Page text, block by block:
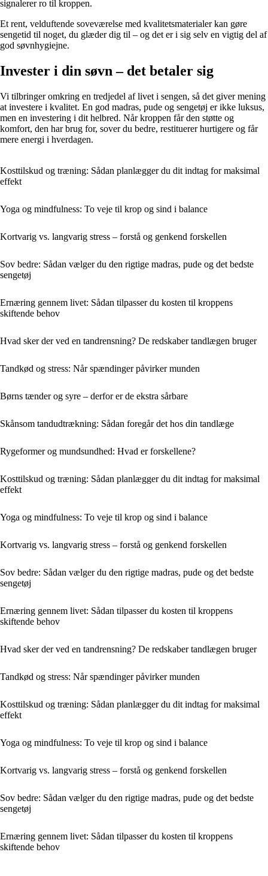
signalerer ro til kroppen.
Et rent, velduftende soveværelse med kvalitetsmaterialer kan gøre
sengetid til noget, du glæder dig til – og det er i sig selv en vigtig del af
god søvnhygiejne.
Invester i din søvn – det betaler sig
Vi tilbringer omkring en tredjedel af livet i sengen, så det giver mening
at investere i kvalitet. En god madras, pude og sengetøj er ikke luksus,
men en investering i dit helbred. Når kroppen får den støtte og
komfort, den har brug for, sover du bedre, restituerer hurtigere og får
mere energi i hverdagen.
Kosttilskud og træning: Sådan planlægger du dit indtag for maksimal
effekt
Yoga og mindfulness: To veje til krop og sind i balance
Kortvarig vs. langvarig stress – forstå og genkend forskellen
Sov bedre: Sådan vælger du den rigtige madras, pude og det bedste
sengetøj
Ernæring gennem livet: Sådan tilpasser du kosten til kroppens
skiftende behov
Hvad sker der ved en tandrensning? De redskaber tandlægen bruger
Tandkød og stress: Når spændinger påvirker munden
Børns tænder og syre – derfor er de ekstra sårbare
Skånsom tandudtrækning: Sådan foregår det hos din tandlæge
Rygeformer og mundsundhed: Hvad er forskellene?
Kosttilskud og træning: Sådan planlægger du dit indtag for maksimal
effekt
Yoga og mindfulness: To veje til krop og sind i balance
Kortvarig vs. langvarig stress – forstå og genkend forskellen
Sov bedre: Sådan vælger du den rigtige madras, pude og det bedste
sengetøj
Ernæring gennem livet: Sådan tilpasser du kosten til kroppens
skiftende behov
Hvad sker der ved en tandrensning? De redskaber tandlægen bruger
Tandkød og stress: Når spændinger påvirker munden
Kosttilskud og træning: Sådan planlægger du dit indtag for maksimal
effekt
Yoga og mindfulness: To veje til krop og sind i balance
Kortvarig vs. langvarig stress – forstå og genkend forskellen
Sov bedre: Sådan vælger du den rigtige madras, pude og det bedste
sengetøj
Ernæring gennem livet: Sådan tilpasser du kosten til kroppens
skiftende behov